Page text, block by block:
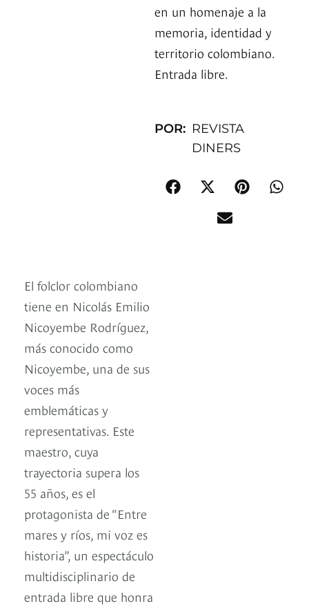
en un homenaje a la
memoria, identidad y
territorio colombiano.
Entrada libre.
POR: REVISTA
DINERS
El folclor colombiano
tiene en Nicolás Emilio
Nicoyembe Rodríguez,
más conocido como
Nicoyembe, una de sus
voces más
emblemáticas y
representativas. Este
maestro, cuya
trayectoria supera los
55 años, es el
protagonista de “Entre
mares y ríos, mi voz es
historia”, un espectáculo
multidisciplinario de
entrada libre que honra